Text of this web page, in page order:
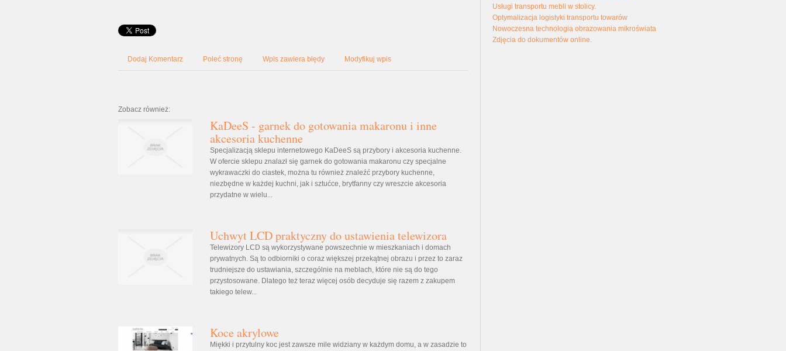
Dodaj Komentarz Poleć stronę Wpis zawiera błędy Modyfikuj wpis
Zobacz również:
KaDeeS - garnek do gotowania makaronu i inne
akcesoria kuchenne
Specjalizacją sklepu internetowego KaDeeS są przybory i akcesoria kuchenne.
W ofercie sklepu znalazł się garnek do gotowania makaronu czy specjalne
wykrawaczki do ciastek, można tu również znaleźć przybory kuchenne,
niezbędne w każdej kuchni, jak i sztućce, brytfanny czy wreszcie akcesoria
przydatne w wielu...
Uchwyt LCD praktyczny do ustawienia telewizora
Telewizory LCD są wykorzystywane powszechnie w mieszkaniach i domach
prywatnych. Są to odbiorniki o coraz większej przekątnej obrazu i przez to zaraz
trudniejsze do ustawiania, szczególnie na meblach, które nie są do tego
przystosowane. Dlatego też teraz więcej osób decyduje się razem z zakupem
takiego telew...
Koce akrylowe
Miękki i przytulny koc jest zawsze mile widziany w każdym domu, a w zasadzie to
Usługi transportu mebli w stolicy.
Optymalizacja logistyki transportu towarów
Nowoczesna technologia obrazowania mikroświata
Zdjęcia do dokumentów online.